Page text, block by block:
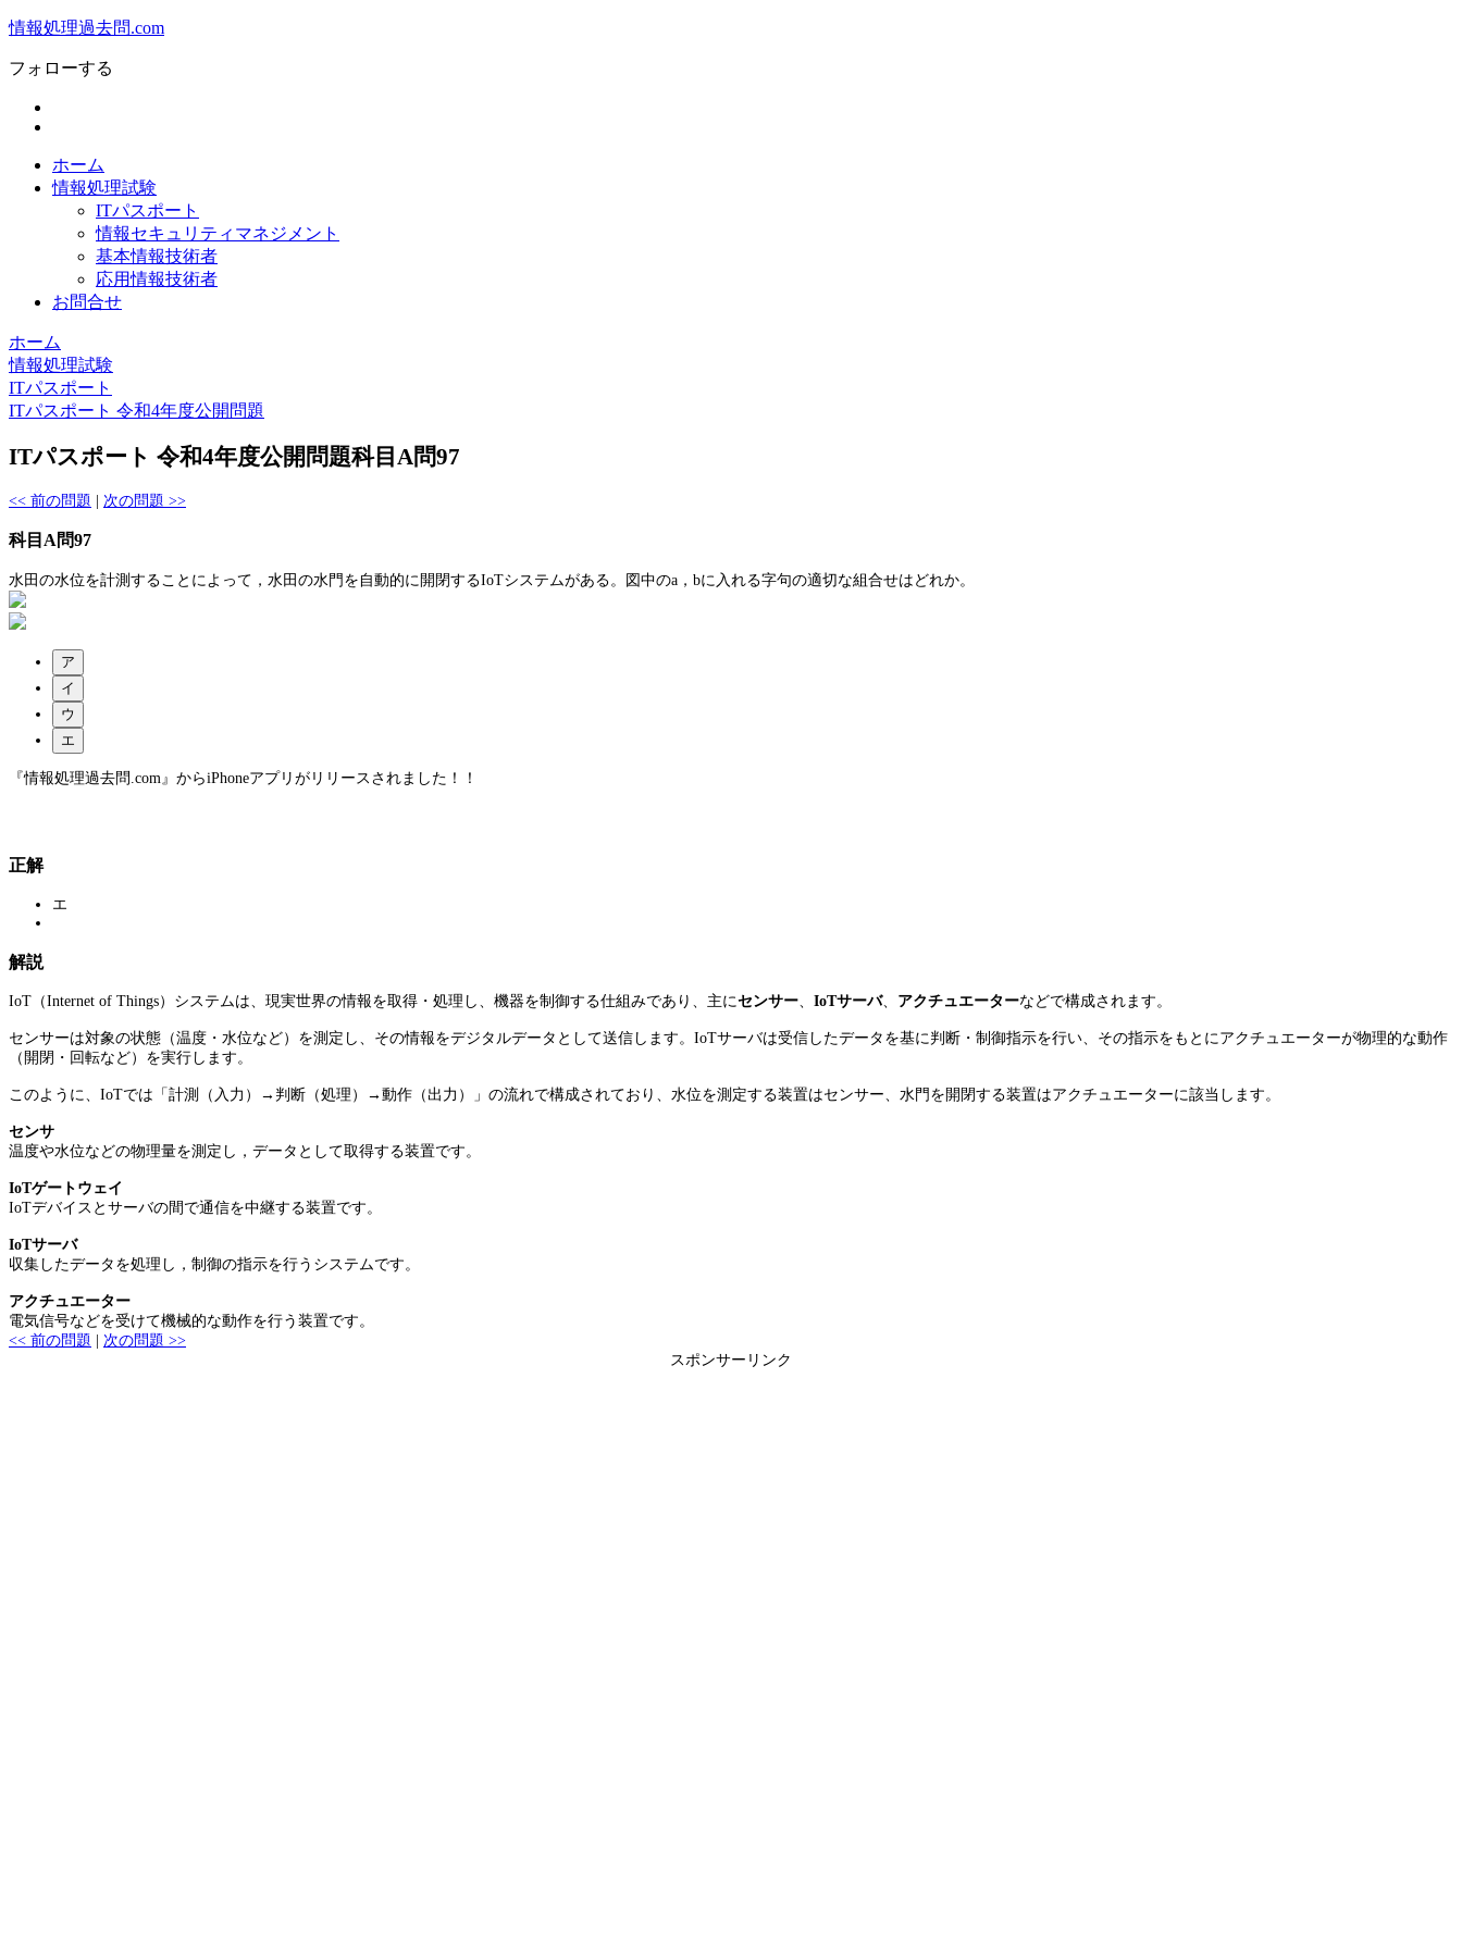
情報処理過去問.com
フォローする
ホーム
情報処理試験
ITパスポート
情報セキュリティマネジメント
基本情報技術者
応用情報技術者
お問合せ
ホーム
情報処理試験
ITパスポート
ITパスポート 令和4年度公開問題
ITパスポート 令和4年度公開問題科目A問97
<< 前の問題 次の問題 >>
科目A問97
水田の水位を計測することによって，水田の水門を自動的に開閉するIoTシステムがある。図中のa，bに入れる字句の適切な組合せはどれか。
ア
イ
ウ
エ
『情報処理過去問.com』からiPhoneアプリがリリースされました！！
正解
エ
解説
IoT（Internet of Things）システムは、現実世界の情報を取得・処理し、機器を制御する仕組みであり、主にセンサー、 IoTサーバ、 アクチュエーターなどで構成されます。
センサーは対象の状態（温度・水位など）を測定し、その情報をデジタルデータとして送信します。IoTサーバは受信したデータを基に判断・制御指示を行い、その指示をもとにアクチュエーターが物理的な動作
（開閉・回転など）を実行します。
このように、IoTでは「計測（入力）→判断（処理）→動作（出力）」の流れで構成されており、水位を測定する装置はセンサー、水門を開閉する装置はアクチュエーターに該当します。
センサ
温度や水位などの物理量を測定し，データとして取得する装置です。
IoTゲートウェイ
IoTデバイスとサーバの間で通信を中継する装置です。
IoTサーバ
収集したデータを処理し，制御の指示を行うシステムです。
アクチュエーター
電気信号などを受けて機械的な動作を行う装置です。
<< 前の問題
次の問題 >>
スポンサーリンク